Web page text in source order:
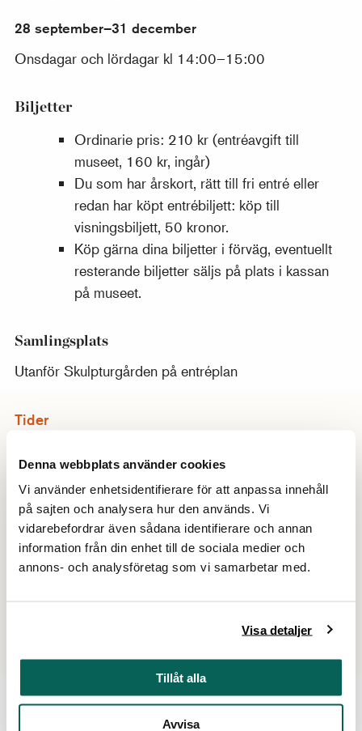
Denna webbplats använder cookies
Vi använder enhetsidentifierare för att anpassa innehåll
på sajten och analysera hur den används. Vi
vidarebefordrar även sådana identifierare och annan
information från din enhet till de sociala medier och
annons- och analysföretag som vi samarbetar med.
Visa detaljer
Tillåt alla
Avvisa
28 september–31 december
Onsdagar och lördagar kl 14:00–15:00
Biljetter
Ordinarie pris: 210 kr (entréavgift till
museet, 160 kr, ingår)
Du som har årskort, rätt till fri entré eller
redan har köpt entrébiljett: köp till
visningsbiljett, 50 kronor.
Köp gärna dina biljetter i förväg, eventuellt
resterande biljetter säljs på plats i kassan
på museet.
Samlingsplats
Utanför Skulpturgården på entréplan
Tider
lördag 11/7
onsdag 15/7
14:00–15:00
lördag 18/7
14:00–15:00
Visa alla datum
Du hittar museets alla aktiviteter och evenemang i kalendern.